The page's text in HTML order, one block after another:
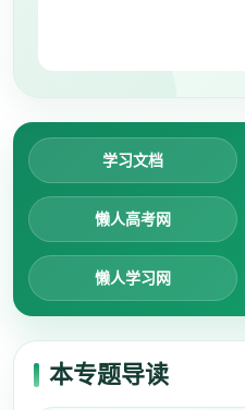
学习文档
懒人高考网
懒人学习网
本专题导读